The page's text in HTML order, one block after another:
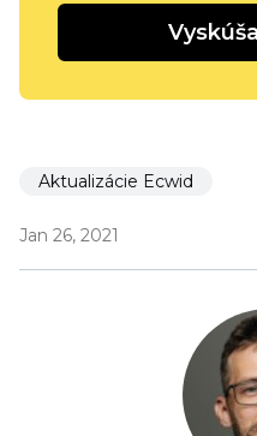
Aktualizácie Ecwid
Jan 26, 2021